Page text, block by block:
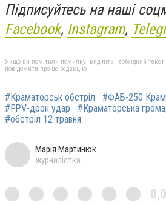
Підписуйтесь на наші
Facebook, Instagram,
Якщо ви помітили помилку, виділіть необхідний
повідомити про це редакцію
#Краматорськ обстріл
#ФАБ-250
#FPV-дрон удар
#Краматорська
#обстріл 12 травня
Марія Мартинюк
журналістка
0,0